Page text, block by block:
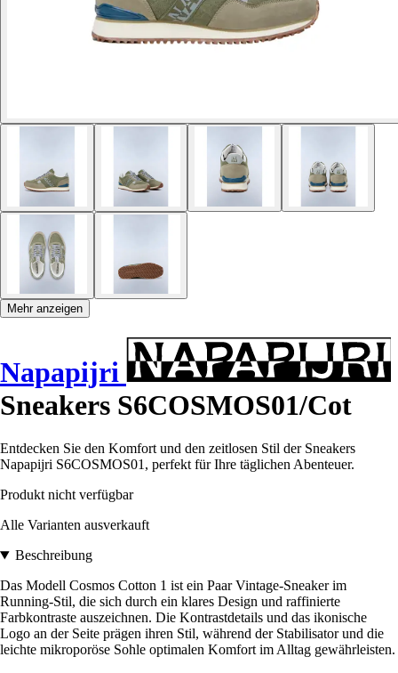
Mehr anzeigen
Napapijri
Sneakers S6COSMOS01/Cot
Entdecken Sie den Komfort und den zeitlosen Stil der Sneakers
Napapijri S6COSMOS01, perfekt für Ihre täglichen Abenteuer.
Produkt nicht verfügbar
Alle Varianten ausverkauft
Beschreibung
Das Modell Cosmos Cotton 1 ist ein Paar Vintage-Sneaker im
Running-Stil, die sich durch ein klares Design und raffinierte
Farbkontraste auszeichnen. Die Kontrastdetails und das ikonische
Logo an der Seite prägen ihren Stil, während der Stabilisator und die
leichte mikroporöse Sohle optimalen Komfort im Alltag gewährleisten.